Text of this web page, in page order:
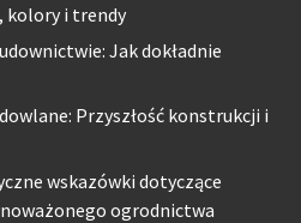
kolory i trendy
Jak dokładnie
Przyszłość konstrukcji i
wskazówki dotyczące
ogrodnictwa